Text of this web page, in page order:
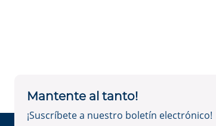
Mantente al tanto!
¡Suscríbete a nuestro boletín electrónico!